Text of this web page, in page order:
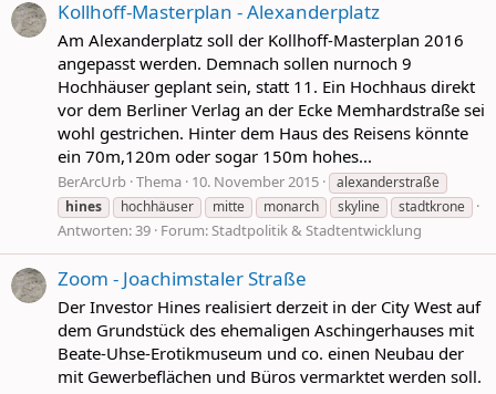
Kollhoff-Masterplan - Alexanderplatz
Am Alexanderplatz soll der Kollhoff-Masterplan 2016
angepasst werden. Demnach sollen nurnoch 9
Hochhäuser geplant sein, statt 11. Ein Hochhaus direkt
vor dem Berliner Verlag an der Ecke Memhardstraße sei
wohl gestrichen. Hinter dem Haus des Reisens könnte
ein 70m,120m oder sogar 150m hohes...
BerArcUrb Thema 10. November 2015
alexanderstraße
hines
hochhäuser mitte monarch skyline stadtkrone
Antworten: 39 Forum:Stadtpolitik & Stadtentwicklung
Zoom - Joachimstaler Straße
Der Investor Hines realisiert derzeit in der City West auf
dem Grundstück des ehemaligen Aschingerhauses mit
Beate-Uhse-Erotikmuseum und co. einen Neubau der
mit Gewerbeflächen und Büros vermarktet werden soll.